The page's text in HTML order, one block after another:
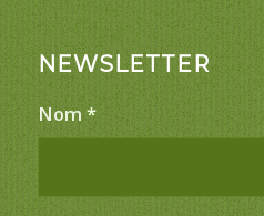
NEWSLETTER
Nom *